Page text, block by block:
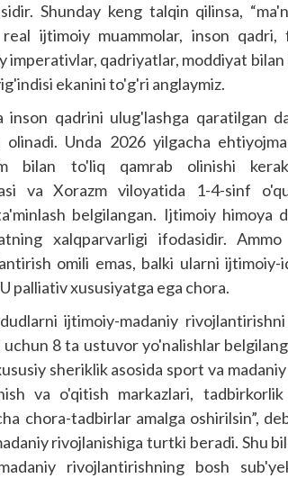
Shunday keng talqin qilinsa,
ijtimoiy muammolar, inson qadri,
imperativlar, qadriyatlar, moddiyat bilan
ekanini to'g'ri anglaymiz.
inson qadrini ulug'lashga qaratilgan
Unda 2026 yilgacha
bilan to'liq qamrab olinishi
va Xorazm viloya­tida 1-4-sinf
belgilangan. Ijtimoiy himoya
xalqparvarligi ifodasidir.
omili emas, balki ularni ijtimoiy-
palliativ xususiyatga ega chora.
ijtimoiy-madaniy
8 ta ustuvor yo'nalishlar
sheriklik asosida sport va
va o'qitish markazlari,
chora-tadbirlar amalga oshirilsin”,
rivojlanishiga turtki beradi. Shu
rivojlantirishning bosh